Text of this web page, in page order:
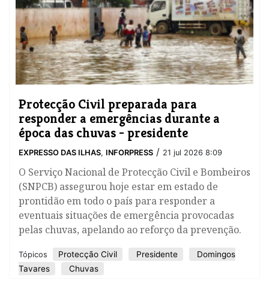
Protecção Civil preparada para
responder a emergências durante a
época das chuvas - presidente
EXPRESSO DAS ILHAS, INFORPRESS / 21 jul 2026 8:09
O Serviço Nacional de Protecção Civil e Bombeiros
(SNPCB) assegurou hoje estar em estado de
prontidão em todo o país para responder a
eventuais situações de emergência provocadas
pelas chuvas, apelando ao reforço da prevenção.
Tópicos Protecção Civil Presidente
Domingos
Tavares
Chuvas